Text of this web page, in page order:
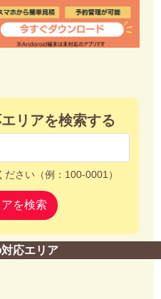
リアを検索する
さい（例：100-0001）
を検索
応エリア